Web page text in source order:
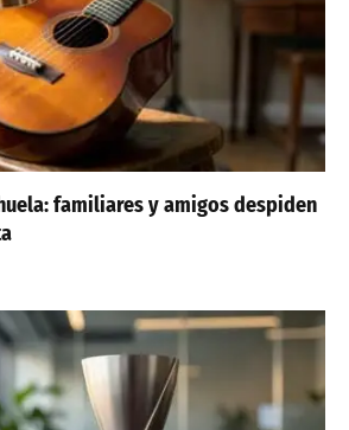
familiares y amigos despiden